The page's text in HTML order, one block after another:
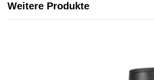
Weitere Produkte